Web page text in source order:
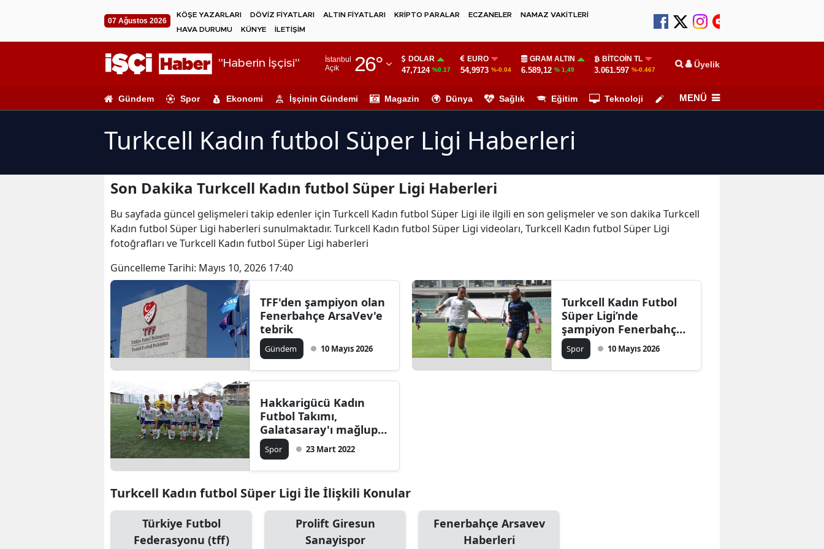
07 Ağustos 2026
KÖŞE YAZARLARI DÖVİZ FİYATLARI ALTIN FİYATLARI KRİPTO PARALAR ECZANELER
NAMAZ VAKİTLERİ
HAVA DURUMU
KÜNYE İLETİŞİM
"Haberin İşçisi"
İstanbul
Açık
26°
Adıyaman
Ağrı
Amasya
Antalya
Artvin
Aydın
Bingöl
Çanakkale
Çorum
Denizli
Diyarbakır
DOLAR
47,7124 %0.17
EURO
54,9973 %-0.04
GRAM ALTIN
6.589,12 % 1,49
BITCOIN TL
3.061.597 %-0.467 Üyelik
Gündem Spor Ekonomi İşçinin Gündemi Magazin Dünya Sağlık Eğitim Teknoloji Köşe Yazarları
MENÜ
Turkcell Kadın futbol Süper Ligi Haberleri
Son Dakika Turkcell Kadın futbol Süper Ligi Haberleri
Bu sayfada güncel gelişmeleri takip edenler için Turkcell Kadın futbol Süper Ligi ile ilgili en son gelişmeler ve son dakika Turkcell
Kadın futbol Süper Ligi haberleri sunulmaktadır. Turkcell Kadın futbol Süper Ligi videoları, Turkcell Kadın futbol Süper Ligi
fotoğrafları ve Turkcell Kadın futbol Süper Ligi haberleri
Güncelleme Tarihi: Mayıs 10, 2026 17:40
TFF'den şampiyon olan
Fenerbahçe ArsaVev'e
tebrik
Gündem 10 Mayıs 2026
Turkcell Kadın Futbol
Süper Ligi’nde
şampiyon Fenerbahçe
ArsaVev
Spor 10 Mayıs 2026
Hakkarigücü Kadın
Futbol Takımı,
Galatasaray'ı mağlup
etti
Spor 23 Mart 2022
Turkcell Kadın futbol Süper Ligi İle İlişkili Konular
Türkiye Futbol
Federasyonu (tff)
Prolift Giresun
Sanayispor
Fenerbahçe Arsavev
Haberleri